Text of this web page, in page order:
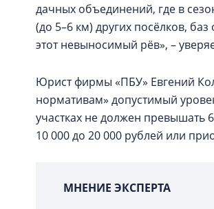
дачных объединений, где в
(до 5–6 км) других посёлков,
этот невыносимый рёв», –
Юрист фирмы «ПБУ» Евгений
нормативам» допустимый
участках не должен превышать
10 000 до 20 000 рублей или
МНЕНИЕ ЭКСПЕРТА